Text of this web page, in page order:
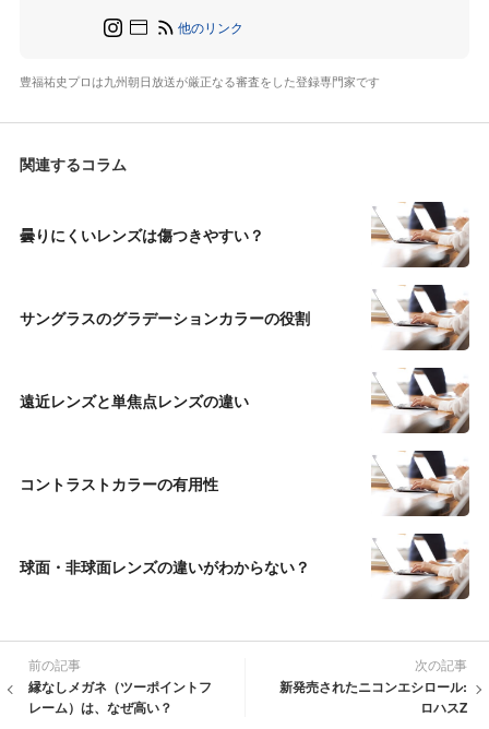
他のリンク
豊福祐史プロは九州朝日放送が厳正なる審査をした登録専門家です
関連するコラム
曇りにくいレンズは傷つきやすい？
サングラスのグラデーションカラーの役割
遠近レンズと単焦点レンズの違い
コントラストカラーの有用性
球面・非球面レンズの違いがわからない？
前の記事
縁なしメガネ（ツーポイントフ
レーム）は、なぜ高い？
次の記事
新発売されたニコンエシロール:
ロハスZ